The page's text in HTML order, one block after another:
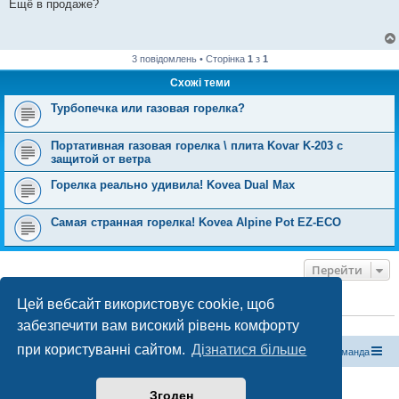
Цей вебсайт використовує cookie, щоб
забезпечити вам високий рівень комфорту
при користуванні сайтом. Дізнатися більше
Згоден
я
Ещё в продаже?
3 повідомлень • Сторінка 1 з 1
Схожі теми
Турбопечка или газовая горелка?
Портативная газовая горелка \ плита Kovar K-203 с
защитой от ветра
Горелка реально удивила! Kovea Dual Max
Самая странная горелка! Kovea Alpine Pot EZ-ECO
Перейти
ХТО ЗАРАЗ ОНЛАЙН
Зараз переглядають цей форум:ClaudeBot [бот ШІ]і 0 гостей
Магазин спорядження Туристичний форум «Рюкзак» Команда
Працює на phpBB® Forum Software © phpBB Limited